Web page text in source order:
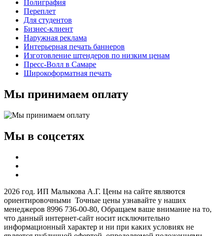
Полиграфия
Переплет
Для студентов
Бизнес-клиент
Наружная реклама
Интерьерная печать баннеров
Изготовление штендеров по низким ценам
Пресс-Волл в Самаре
Широкоформатная печать
Мы принимаем оплату
Мы в соцсетях
2026 год. ИП Малыкова А.Г. Цены на сайте являются
ориентировочными Точные цены узнавайте у наших
менеджеров 8996 736-00-80, Обращаем ваше внимание на то,
что данный интернет-сайт носит исключительно
информационный характер и ни при каких условиях не